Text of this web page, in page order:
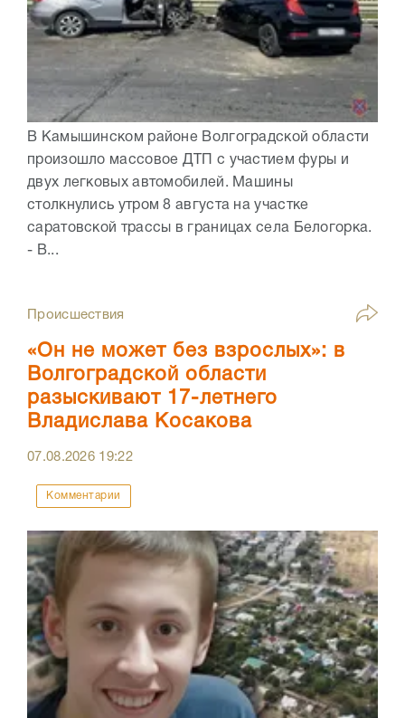
В Камышинском районе Волгоградской области
произошло массовое ДТП с участием фуры и
двух легковых автомобилей. Машины
столкнулись утром 8 августа на участке
саратовской трассы в границах села Белогорка.
- В...
Происшествия
«Он не может без взрослых»: в
Волгоградской области
разыскивают 17-летнего
Владислава Косакова
07.08.2026 19:22
Комментарии